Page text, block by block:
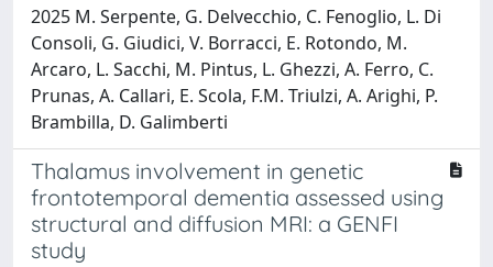
2025 M. Serpente, G. Delvecchio, C. Fenoglio, L. Di
Consoli, G. Giudici, V. Borracci, E. Rotondo, M.
Arcaro, L. Sacchi, M. Pintus, L. Ghezzi, A. Ferro, C.
Prunas, A. Callari, E. Scola, F.M. Triulzi, A. Arighi, P.
Brambilla, D. Galimberti
Thalamus involvement in genetic
frontotemporal dementia assessed using
structural and diffusion MRI: a GENFI
study